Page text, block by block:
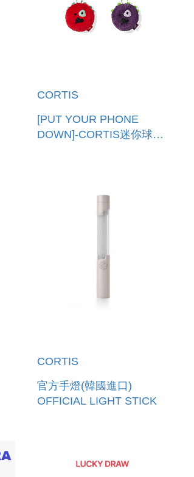
CORTIS
[PUT YOUR PHONE
DOWN]-CORTIS迷你球鑰
CORTIS
官方手燈(韓國進口)
OFFICIAL LIGHT STICK